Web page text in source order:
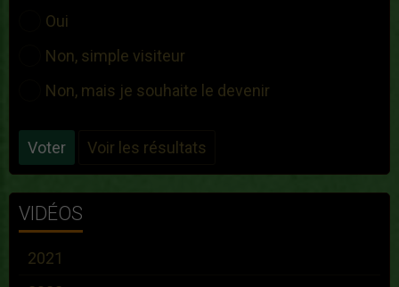
Oui
Non, simple visiteur
Non, mais je souhaite le devenir
Voter Voir les résultats
VIDÉOS
2021